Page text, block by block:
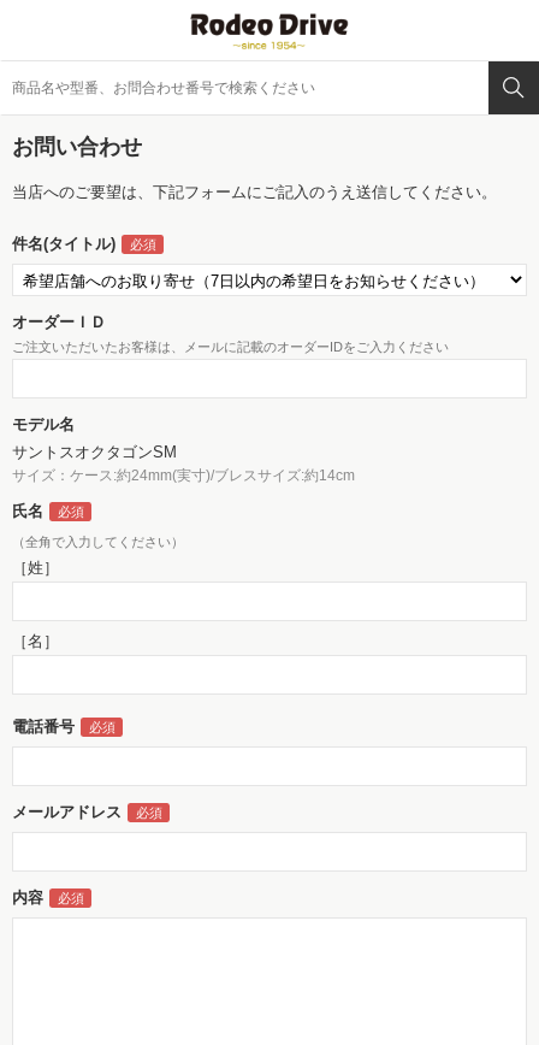
お問い合わせ
当店へのご要望は、下記フォームにご記入のうえ送信してください。
件名(タイトル)
オーダーＩＤ
ご注文いただいたお客様は、メールに記載のオーダーIDをご入力ください
モデル名
サントスオクタゴンSM
サイズ：ケース:約24mm(実寸)/ブレスサイズ:約14cm
氏名
（全角で入力してください）
［姓］
［名］
電話番号
メールアドレス
内容